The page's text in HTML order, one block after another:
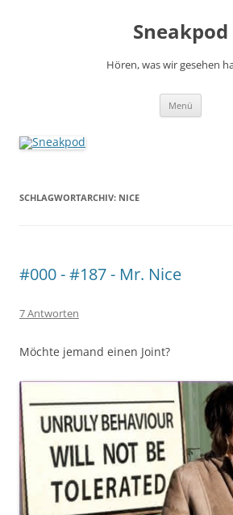
Sneakpod
Hören, was wir gesehen
Menü
SCHLAGWORTARCHIV: NICE
#000 - #187 - Mr. Nice
7 Antworten
Möchte jemand einen Joint?